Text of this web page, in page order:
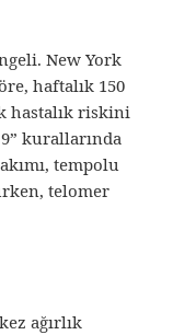
New York
haftalık 150
hastalık riskini
kurallarında
tempolu
telomer
ağırlık